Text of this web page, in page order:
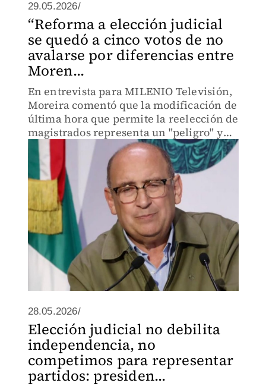
29.05.2026/
“Reforma a elección judicial
se quedó a cinco votos de no
avalarse por diferencias entre
Moren...
En entrevista para MILENIO Televisión,
Moreira comentó que la modificación de
última hora que permite la reelección de
magistrados representa un "peligro" y
un "retroceso".
28.05.2026/
Elección judicial no debilita
independencia, no
competimos para representar
partidos: presiden...